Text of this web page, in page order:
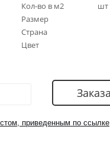
Кол-во в м2
шт
Размер
Страна
Цвет
приведенным по ссылке